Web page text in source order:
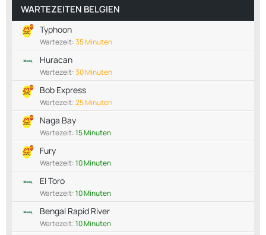
WARTEZEITEN BELGIEN
Typhoon
Wartezeit:35 Minuten
Huracan
Wartezeit:30 Minuten
Bob Express
Wartezeit:25 Minuten
Naga Bay
Wartezeit:15 Minuten
Fury
Wartezeit:10 Minuten
El Toro
Wartezeit:10 Minuten
Bengal Rapid River
Wartezeit:10 Minuten